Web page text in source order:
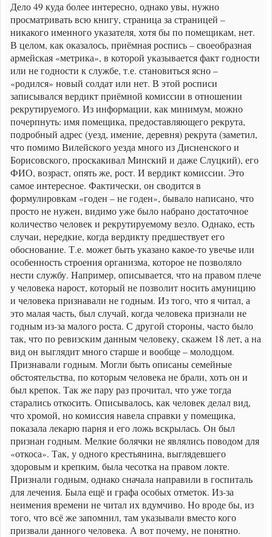
Дело 49 куда более интересно, однако увы, нужно
просматривать всю книгу, страница за страницей –
никакого именного указателя, хотя бы по помещикам, нет.
В целом, как оказалось, приёмная роспись – своеобразная
армейская «метрика», в которой указывается факт годности
или не годности к службе, т.е. становиться ясно –
«родился» новый солдат или нет. В этой росписи
записывался вердикт приёмной комиссии в отношении
рекрутируемого. Из информации, как минимум, можно
почерпнуть: имя помещика, предоставляющего рекрута,
подробный адрес (уезд, имение, деревня) рекрута (заметил,
что помимо Вилейского уезда много из Дисненского и
Борисовского, проскакивал Минский и даже Слуцкий), его
ФИО, возраст, опять же, рост. И вердикт комиссии. Это
самое интересное. Фактически, он сводится в
формулировкам «годен – не годен», бывало написано, что
просто не нужен, видимо уже было набрано достаточное
количество человек и рекрутируемому везло. Однако, есть
случаи, нередкие, когда вердикту предшествует его
обоснование. Т.е. может быть указано какое-то увечье или
особенность строения организма, которое не позволяло
нести службу. Например, описывается, что на правом плече
у человека нарост, который не позволит носить амуницию
и человека признавали не годным. Из того, что я читал, а
это малая часть, был случай, когда человека признали не
годным из-за малого роста. С другой стороны, часто было
так, что по ревизским данным человеку, скажем 18 лет, а на
вид он выглядит много старше и вообще – молодцом.
Признавали годным. Могли быть описаны семейные
обстоятельства, по которым человека не брали, хоть он и
был крепок. Так же пару раз прочитал, что уже тогда
старались откосить. Описывалось, как человек делал вид,
что хромой, но комиссия навела справки у помещика,
показала лекарю парня и его ложь вскрылась. Он был
признан годным. Мелкие болячки не являлись поводом для
«откоса». Так, у одного крестьянина, выглядевшего
здоровым и крепким, была чесотка на правом локте.
Признали годным, однако сначала направили в госпиталь
для лечения. Была ещё и графа особых отметок. Из-за
неимения времени не читал их вдумчиво. Но вроде бы, из
того, что всё же запомнил, там указывали вместо кого
призвали данного человека. А вот почему, не понятно.